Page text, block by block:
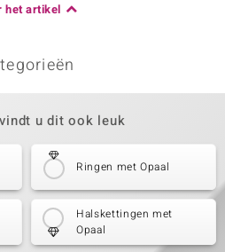
het artikel
u dit ook leuk
Ringen met Opaal
Halskettingen met
Opaal